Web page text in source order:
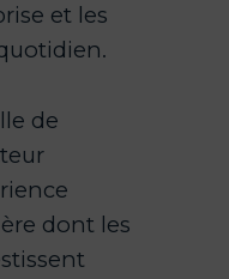
et les
de
dont les